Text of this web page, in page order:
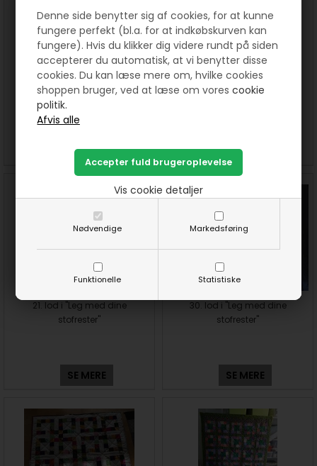
Denne side benytter sig af cookies, for at kunne
fungere perfekt (bl.a. for at indkøbskurven kan
fungere). Hvis du klikker dig videre rundt på siden
accepterer du automatisk, at vi benytter disse
cookies. Du kan læse mere om, hvilke cookies
shoppen bruger, ved at læse om vorescookie
politik.
Nødvendige Markedsføring
Funktionelle Statistiske
Vis cookie detaljer
19. lod i "Leg med dine
stofrester"
SE MERE
20. lod i "Leg med dine
stofrester"
SE MERE
21. lod i "Leg med dine
stofrester"
SE MERE
30. lod i "Leg med dine
stofrester"
SE MERE